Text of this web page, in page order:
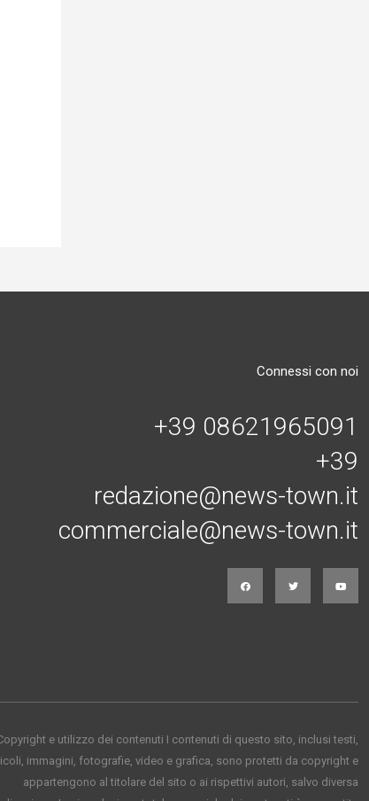
Connessi con noi
+39 08621965091
+39
redazione@news-town.it
commerciale@news-town.it
e utilizzo dei contenuti I contenuti di questo sito, inclusi testi,
immagini, fotografie, video e grafica, sono protetti da copyright e
appartengono al titolare del sito o ai rispettivi autori, salvo diversa